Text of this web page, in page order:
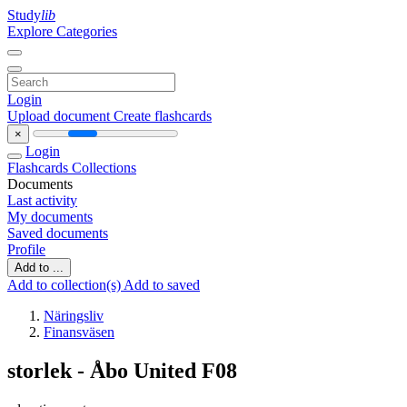
Studylib
Explore Categories
Login
Upload document Create flashcards
×
Login
Flashcards Collections
Documents
Last activity
My documents
Saved documents
Profile
Add to ...
Add to collection(s) Add to saved
Näringsliv
Finansväsen
storlek - Åbo United F08